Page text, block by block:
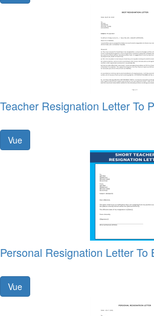
Teacher Resignation Letter To
Vue
Personal Resignation Letter To
Vue